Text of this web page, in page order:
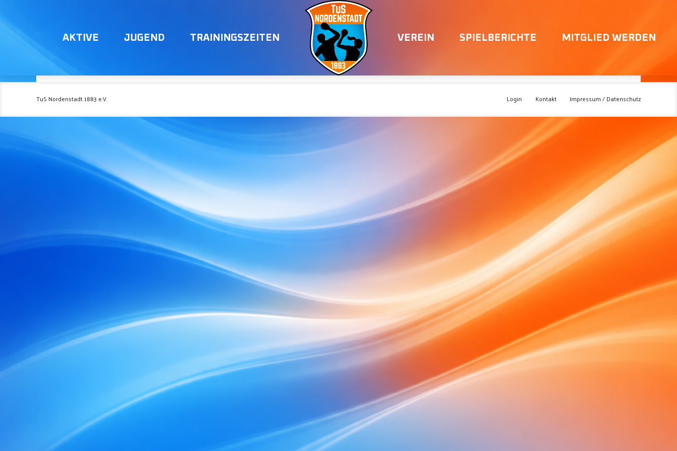
AKTIVE JUGEND TRAININGSZEITEN VEREIN SPIELBERICHTE MITGLIED WERDEN
TuS Nordenstadt 1883 e.V. Login Kontakt Impressum / Datenschutz